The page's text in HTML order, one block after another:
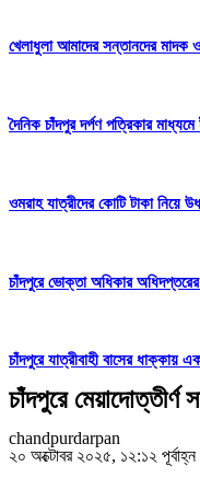
খেলাধুলা আমাদের সন্তানদের
দৈনিক চাঁদপুর দর্পণ পত্রিকার
ওমরাহ যাত্রীদের কোটি টাকা নিয়ে
চাঁদপুরে ভোক্তা অধিকার
চাঁদপুরে যাত্রীবাহী বাসের ধাক্কায়
চাঁদপুরে মেয়াদোত্তীর্ণ
chandpurdarpan
২০ অক্টোবর ২০২৫, ১২:১২ পূর্বাহ্ন